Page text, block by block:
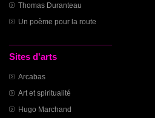
Thomas Duranteau
Un poème pour la route
Sites d'arts
Arcabas
Art et spiritualité
Hugo Marchand